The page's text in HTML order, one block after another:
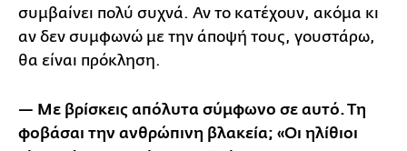
συμβαίνει πολύ συχνά. Αν το κατέχουν, ακόμα κι
αν δεν συμφωνώ με την άποψή τους, γουστάρω,
θα είναι πρόκληση.
— Με βρίσκεις απόλυτα σύμφωνο σε αυτό. Τη
φοβάσαι την ανθρώπινη βλακεία; «Οι ηλίθιοι